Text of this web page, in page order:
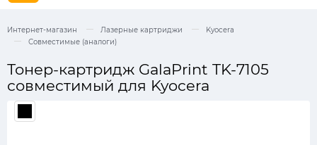
Интернет-магазин Лазерные картриджи
Kyocera
Совместимые (аналоги)
Тонер-картридж GalaPrint TK-7105
совместимый для Kyocera